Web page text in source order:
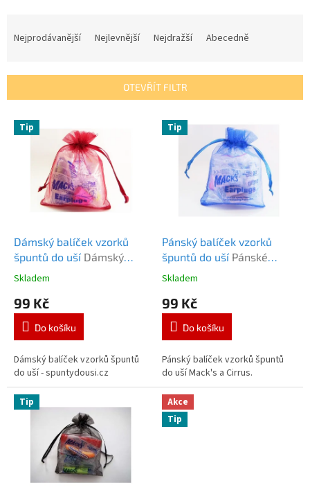
í
Nejprodávanější Nejlevnější Nejdražší Abecedně
OTEVŘÍT FILTR
V Tip
Dámský balíček vzorků
špuntů do uší Dámský
balíček vzorků
Průměrné
produktu
5,0
5
hvězdiček.
Skladem
99 Kč
Do košíku
Dámský balíček vzorků špuntů
do uší - spuntydousi.cz
Tip
Pánský balíček vzorků
špuntů do uší Pánské
vzorky špuntů
Průměrné
produktu
5,0
5
hvězdiček.
Skladem
99 Kč
Do košíku
Pánský balíček vzorků špuntů
do uší Mack's a Cirrus.
Tip
Akce
Tip